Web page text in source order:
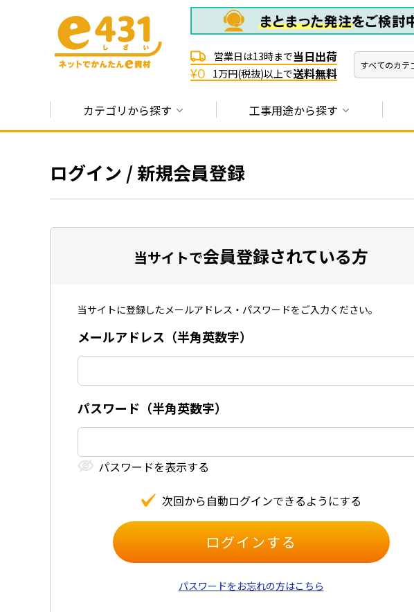
営業日は13時まで当日出荷
¥0 1万円(税抜)以上で送料無料
カテゴリから探す 工事用途から探す
ログイン / 新規会員登録
当サイトで会員登録されている方
当サイトに登録したメールアドレス・パスワードをご入力ください。
メールアドレス（半⾓英数字）
パスワード（半⾓英数字）
パスワードを表⽰する
次回から⾃動ログインできるようにする
パスワードをお忘れの方はこちら